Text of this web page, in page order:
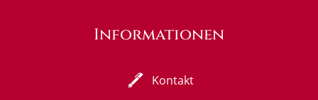
Informationen
Kontakt